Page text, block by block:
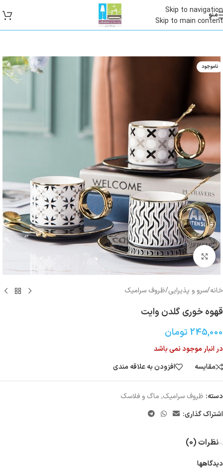
Skip to navigation
Skip to main content
منو
ناموجود
بزرگنمایی تصویر
خانه/سرو و پذیرایی/ظروف سرامیک
قهوه خوری‌ گلدن وایت
245,000 تومان
در انبار موجود نمی باشد
مقایسه
افزودن به علاقه مندی
دسته: ظروف سرامیک, ماگ و فلاسک
اشتراک گذاری:
نظرات (0)
دیدگاهها